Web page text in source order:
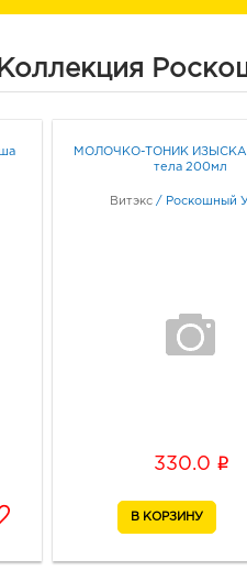
Коллекция
МОЛОЧКО-ТОНИК
тела 200мл
Витэкс / Роскошный
330.0 i